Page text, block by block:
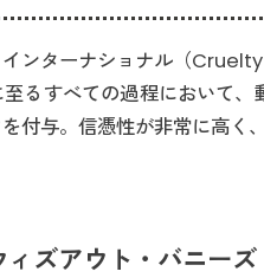
インターナショナル（
るすべての過程において
付与。信憑性が非常に高く
ィズアウト・バニ